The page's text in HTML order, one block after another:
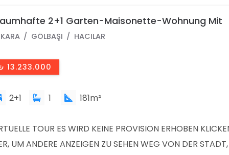
2+1 Garten-Maisonette-Wohnung Mit
In Gölbaşı / Ankara /Türkei
GÖLBAŞI HACILAR
13.233.000
2+1 1 181m²
TOUR ES WIRD KEINE PROVISION ERHOBEN
UM ANDERE ANZEIGEN ZU SEHEN WEG VON DER